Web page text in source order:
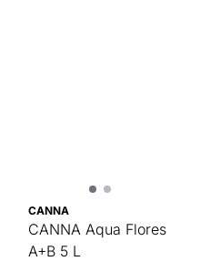
CANNA
CANNA Aqua Flores
A+B 5 L